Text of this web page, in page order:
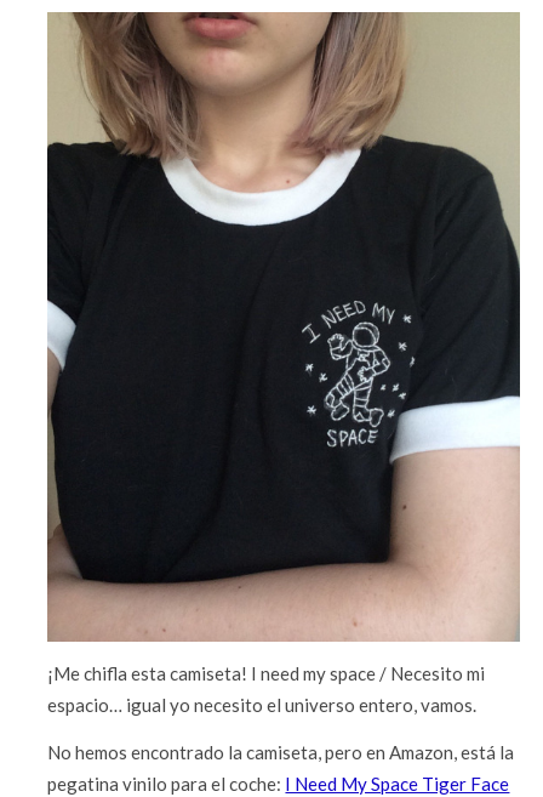
¡Me chifla esta camiseta! I need my space / Necesito mi
espacio… igual yo necesito el universo entero, vamos.
No hemos encontrado la camiseta, pero en Amazon, está la
pegatina vinilo para el coche: I Need My Space Tiger Face